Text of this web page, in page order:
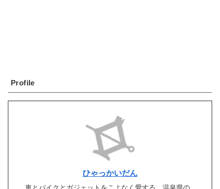
Profile
ひゃっかいだん
車とバイクとガジェットをこよなく愛する、温泉県の